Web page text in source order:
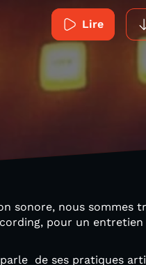
Lire
sonore, nous sommes
pour un entretien
de ses pratiques